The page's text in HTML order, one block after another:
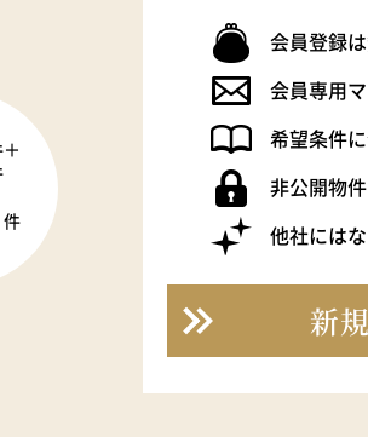
件
会員登録
会員専用
希望条件
非公開物
他社には
新